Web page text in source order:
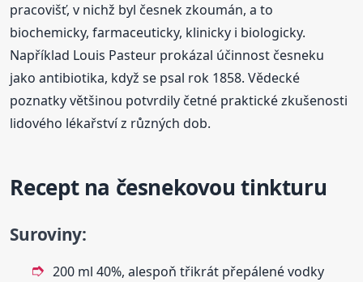
pracovišť, v nichž byl česnek zkoumán, a to
biochemicky, farmaceuticky, klinicky i biologicky.
Například Louis Pasteur prokázal účinnost česneku
jako antibiotika, když se psal rok 1858. Vědecké
poznatky většinou potvrdily četné praktické zkušenosti
lidového lékařství z různých dob.
Recept na česnekovou tinkturu
Suroviny:
200 ml 40%, alespoň třikrát přepálené vodky